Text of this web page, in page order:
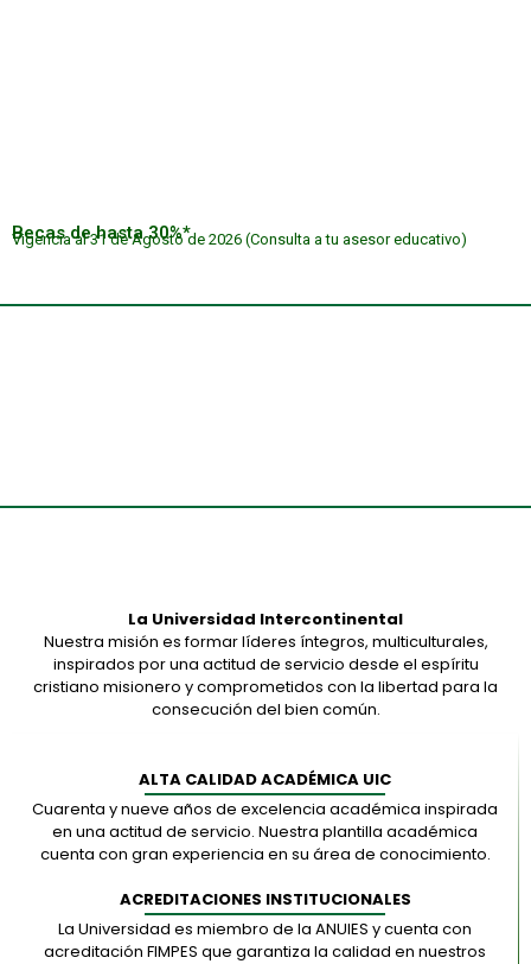
Becas de hasta 30%*
Vigencia al 31 de Agosto de 2026 (Consulta a tu asesor educativo)
La Universidad Intercontinental
Nuestra misión es formar líderes íntegros, multiculturales,
inspirados por una actitud de servicio desde el espíritu
cristiano misionero y comprometidos con la libertad para la
consecución del bien común.
ALTA CALIDAD ACADÉMICA UIC
Cuarenta y nueve años de excelencia académica inspirada
en una actitud de servicio. Nuestra plantilla académica
cuenta con gran experiencia en su área de conocimiento.
ACREDITACIONES INSTITUCIONALES
La Universidad es miembro de la ANUIES y cuenta con
acreditación FIMPES que garantiza la calidad en nuestros